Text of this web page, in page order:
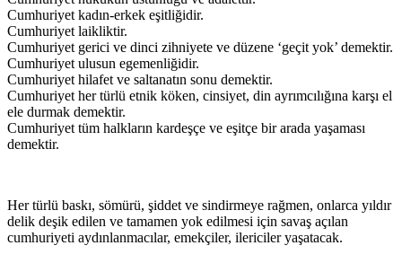
Cumhuriyet kadın-erkek eşitliğidir.
Cumhuriyet laikliktir.
Cumhuriyet gerici ve dinci zihniyete ve düzene ‘geçit yok’ demektir.
Cumhuriyet ulusun egemenliğidir.
Cumhuriyet hilafet ve saltanatın sonu demektir.
Cumhuriyet her türlü etnik köken, cinsiyet, din ayrımcılığına karşı el
ele durmak demektir.
Cumhuriyet tüm halkların kardeşçe ve eşitçe bir arada yaşaması
demektir.
Her türlü baskı, sömürü, şiddet ve sindirmeye rağmen, onlarca yıldır
delik deşik edilen ve tamamen yok edilmesi için savaş açılan
cumhuriyeti aydınlanmacılar, emekçiler, ilericiler yaşatacak.